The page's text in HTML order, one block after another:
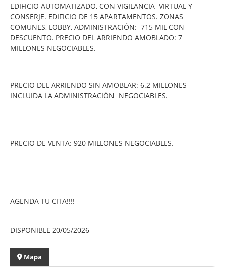
EDIFICIO AUTOMATIZADO, CON VIGILANCIA VIRTUAL Y
CONSERJE. EDIFICIO DE 15 APARTAMENTOS. ZONAS
COMUNES, LOBBY, ADMINISTRACIÓN: 715 MIL CON
DESCUENTO. PRECIO DEL ARRIENDO AMOBLADO: 7
MILLONES NEGOCIABLES.
PRECIO DEL ARRIENDO SIN AMOBLAR: 6.2 MILLONES
INCLUIDA LA ADMINISTRACIÓN NEGOCIABLES.
PRECIO DE VENTA: 920 MILLONES NEGOCIABLES.
AGENDA TU CITA!!!!
DISPONIBLE 20/05/2026
Mapa